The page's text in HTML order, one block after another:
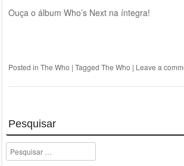
Ouça o álbum Who’s Next na íntegra!
Posted in The Who | Tagged The Who | Leave a
Pesquisar
Pesquisar